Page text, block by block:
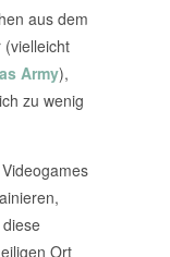
aus dem
(vielleicht
Army),
zu wenig
Ort